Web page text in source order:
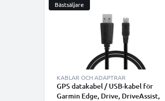
Bästsäljare
KABLAR OCH ADAPTRAR
GPS datakabel / USB-kabel för
Garmin Edge, Drive, DriveAssist,